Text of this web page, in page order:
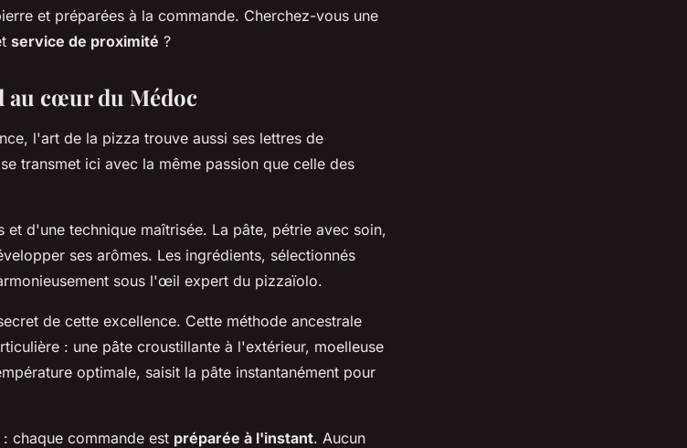
et préparées à la commande. Cherchez-vous une
service de proximité ?
au cœur du Médoc
l'art de la pizza trouve aussi ses lettres de
se transmet ici avec la même passion que celle des
d'une technique maîtrisée. La pâte, pétrie avec soin,
ses arômes. Les ingrédients, sélectionnés
sous l'œil expert du pizzaïolo.
de cette excellence. Cette méthode ancestrale
: une pâte croustillante à l'extérieur, moelleuse
optimale, saisit la pâte instantanément pour
chaque commande est préparée à l'instant. Aucun